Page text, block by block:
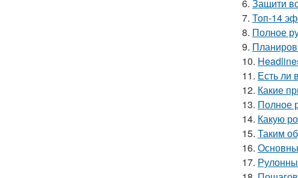
6. Защити
7. Топ-14
8. Полное
9.
10.
11. Есть ли
12. Какие
13. Полное
14. Какую
15. Таким
16.
17.